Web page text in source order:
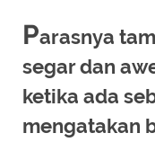
Parasnya
segar dan
ketika ada
mengatakan